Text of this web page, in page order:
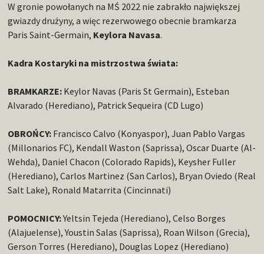
W gronie powołanych na MŚ 2022 nie zabrakło największej
gwiazdy drużyny, a więc rezerwowego obecnie bramkarza
Paris Saint-Germain, Keylora Navasa.
Kadra Kostaryki na mistrzostwa świata:
BRAMKARZE: Keylor Navas (Paris St Germain), Esteban
Alvarado (Herediano), Patrick Sequeira (CD Lugo)
OBROŃCY: Francisco Calvo (Konyaspor), Juan Pablo Vargas
(Millonarios FC), Kendall Waston (Saprissa), Oscar Duarte (Al-
Wehda), Daniel Chacon (Colorado Rapids), Keysher Fuller
(Herediano), Carlos Martinez (San Carlos), Bryan Oviedo (Real
Salt Lake), Ronald Matarrita (Cincinnati)
POMOCNICY:Yeltsin Tejeda (Herediano), Celso Borges
(Alajuelense), Youstin Salas (Saprissa), Roan Wilson (Grecia),
Gerson Torres (Herediano), Douglas Lopez (Herediano)